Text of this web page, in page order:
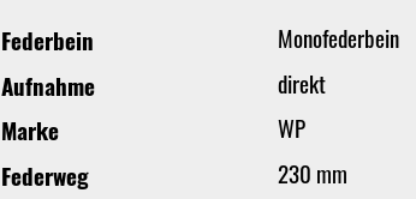
Federbein
Monofederbein
Aufnahme
direkt
Marke
WP
Federweg
230 mm